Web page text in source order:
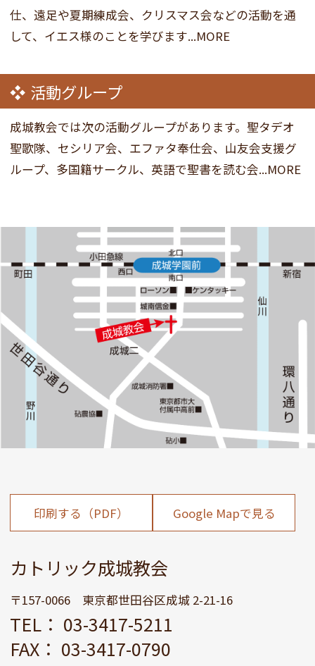
仕、遠足や夏期練成会、クリスマス会などの活動を通
して、イエス様のことを学びます...MORE
活動グループ
成城教会では次の活動グループがあります。聖タデオ
聖歌隊、セシリア会、エファタ奉仕会、山友会支援グ
ループ、多国籍サークル、英語で聖書を読む会...MORE
カトリック成城教会
〒157-0066 東京都世田谷区成城 2-21-16
TEL： 03-3417-5211
FAX： 03-3417-0790
印刷する（PDF） Google Mapで見る